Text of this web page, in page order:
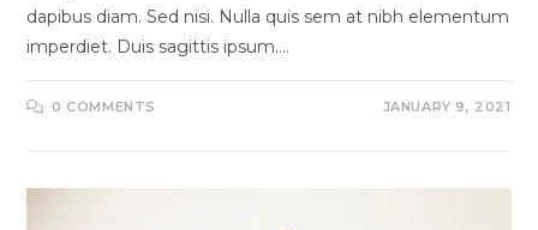
dapibus diam. Sed nisi. Nulla quis sem at nibh elementum
imperdiet. Duis sagittis ipsum.…
0 COMMENTS JANUARY 9, 2021